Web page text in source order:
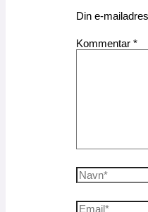
Din e-
Kommentar*